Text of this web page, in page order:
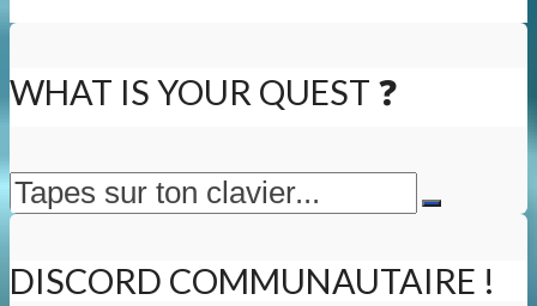
WHAT IS YOUR QUEST ❓
DISCORD COMMUNAUTAIRE !